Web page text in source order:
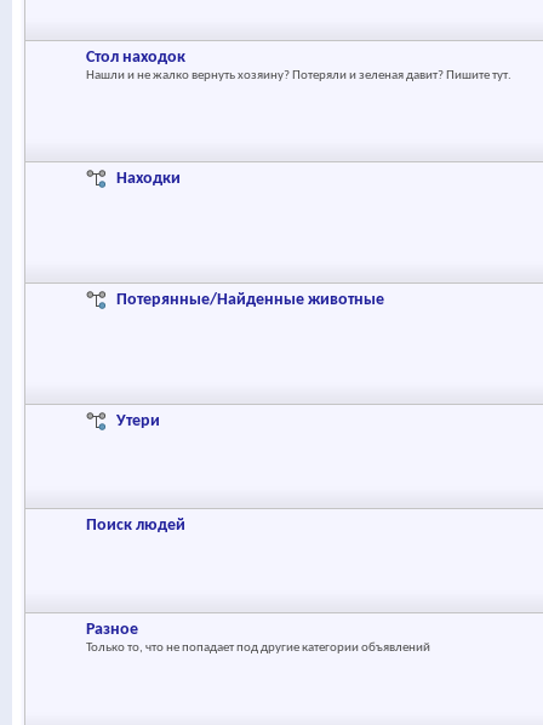
Стол находок
Нашли и не жалко вернуть хозяину? Потеряли и зеленая давит? Пишите тут.
Находки
Потерянные/Найденные животные
Утери
Поиск людей
Разное
Только то, что не попадает под другие категории объявлений